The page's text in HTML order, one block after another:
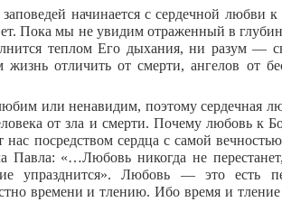
начинается с сердечной любви
Пока мы не увидим отраженный в
теплом Его дыхания, ни разум —
отличить от смерти, ангелов от
или ненавидим, поэтому сердечная
от зла и смерти. Почему любовь к
посредством сердца с самой
«…Любовь никогда не
упразднится». Любовь — это есть
времени и тлению. Ибо время и